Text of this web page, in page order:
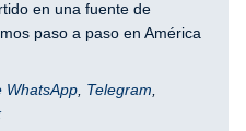
en una fuente de
paso a paso en América
WhatsApp Telegram